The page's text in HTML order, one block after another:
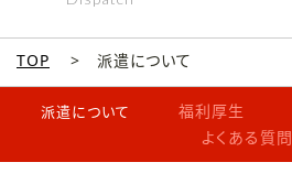
TOP 派遣について
派遣について 福利厚生
よくある質問